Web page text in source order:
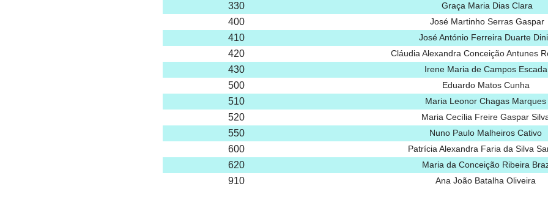
330 Graça Maria Dias Clara
400 José Martinho Serras Gaspar
410 José António Ferreira Duarte
420 Cláudia Alexandra Conceição Antunes
430 Irene Maria de Campos Escada
500 Eduardo Matos Cunha
510 Maria Leonor Chagas Marques
520 Maria Cecília Freire Gaspar
550 Nuno Paulo Malheiros Cativo
600 Patrícia Alexandra Faria da Silva
620 Maria da Conceição Ribeira
910 Ana João Batalha Oliveira